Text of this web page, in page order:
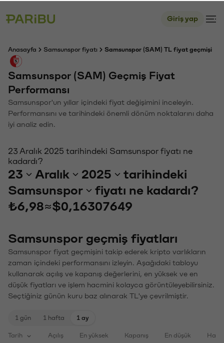
Giriş yap
Anasayfa Samsunspor fiyatı Samsunspor (SAM) TL fiyat geçmişi
Samsunspor (SAM) Geçmiş Fiyat
Performansı
Samsunspor'un yıllar içindeki fiyat değişimini inceleyin.
Performansını ve tarihindeki önemli dönüm noktalarını daha
iyi analiz edin.
23 Aralık 2025 tarihindeki Samsunspor fiyatı ne
kadardı?
23 Aralık 2025
tarihindeki
Samsunspor
fiyatı ne kadardı?
₺6,98≈$0,16307649
Samsunspor geçmiş fiyatları
Samsunspor fiyat geçmişini takip ederek kripto varlıkların
zaman içindeki performansını izleyin. Aşağıdaki tabloyu
kullanarak açılış ve kapanış değerlerini, en yüksek ve en
düşük fiyatları ve işlem hacmini kolayca görüntüleyebilirsiniz.
Seçtiğiniz günün kuru baz alınarak TL'ye çevrilmiştir.
1 gün 1 hafta 1 ay
Tarih Açılış En yüksek Kapanış En düşük